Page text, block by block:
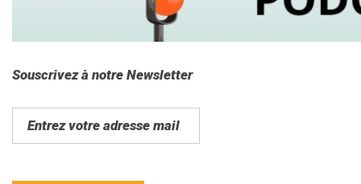
Souscrivez à notre Newsletter